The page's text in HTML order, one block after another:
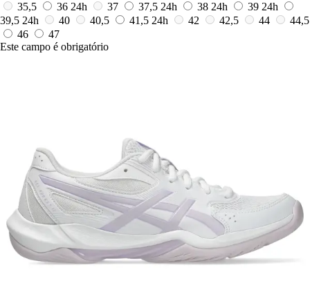
35,5
36 24h 37 37,5 24h 38 24h 39 24h
39,5 24h 40 40,5 41,5 24h 42 42,5 44
44,5
46
47
Este campo é obrigatório